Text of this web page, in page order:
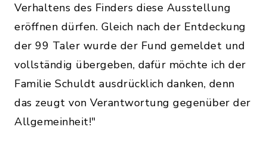
Verhaltens des Finders diese Ausstellung
eröffnen dürfen. Gleich nach der Entdeckung
der 99 Taler wurde der Fund gemeldet und
vollständig übergeben, dafür möchte ich der
Familie Schuldt ausdrücklich danken, denn
das zeugt von Verantwortung gegenüber der
Allgemeinheit!"